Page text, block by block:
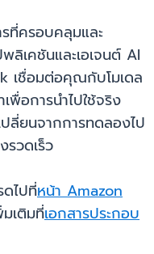
ที่ครอบคลุมและ
เคชันและเอเจนต์ AI
เชื่อมต่อคุณกับโมเดล
พื่อการนำไปใช้จริง
ปลี่ยนจากการทดลองไป
รวดเร็ว
ดไปที่หน้า Amazon
มเติมที่เอกสารประกอบ